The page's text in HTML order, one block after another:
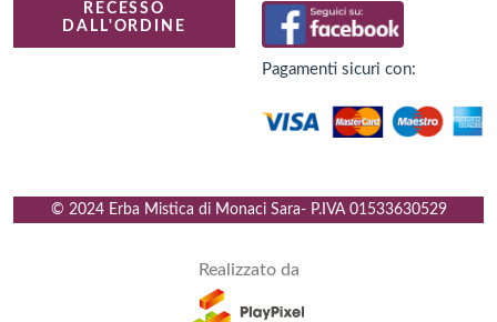
RECESSO
DALL'ORDINE
Pagamenti sicuri con:
© 2024 Erba Mistica di Monaci Sara- P.IVA 01533630529
Realizzato da